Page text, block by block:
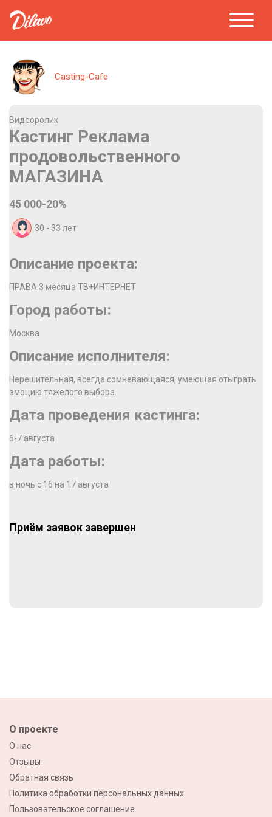
Casting-Cafe
Видеоролик
Кастинг Реклама
продовольственного
МАГАЗИНА
45 000-20%
30 - 33 лет
Описание проекта:
ПРАВA 3 месяца ТВ+ИНТЕРНЕТ
Город работы:
Москва
Описание исполнителя:
Нерешительная, всегда сомневающаяся, умеющая отыграть
эмоцию тяжелого выбора.
Дата проведения кастинга:
6-7 августа
Дата работы:
в ночь с 16 на 17 августа
Приём заявок завершен
О проекте
О нас
Отзывы
Обратная связь
Политика обработки персональных данных
Пользовательское соглашение